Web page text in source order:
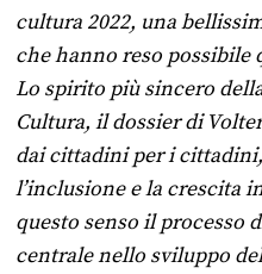
cultura 2022, una
che hanno reso
Lo spirito più sincero
Cultura, il dossier di
dai cittadini per i
l’inclusione e la crescita
questo senso il processo
centrale nello sviluppo